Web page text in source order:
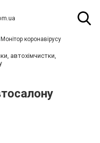
Монітор коронавірусу
автохімчистки,